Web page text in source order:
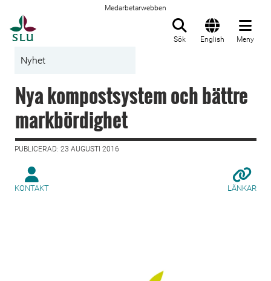
Medarbetarwebben
Sök English Meny
Nyhet
Nya kompostsystem och bättre
markbördighet
PUBLICERAD: 23 AUGUSTI 2016
KONTAKT LÄNKAR